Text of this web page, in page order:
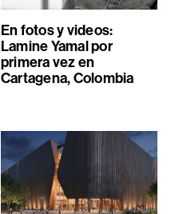
En fotos y videos:
Lamine Yamal por
primera vez en
Cartagena, Colombia